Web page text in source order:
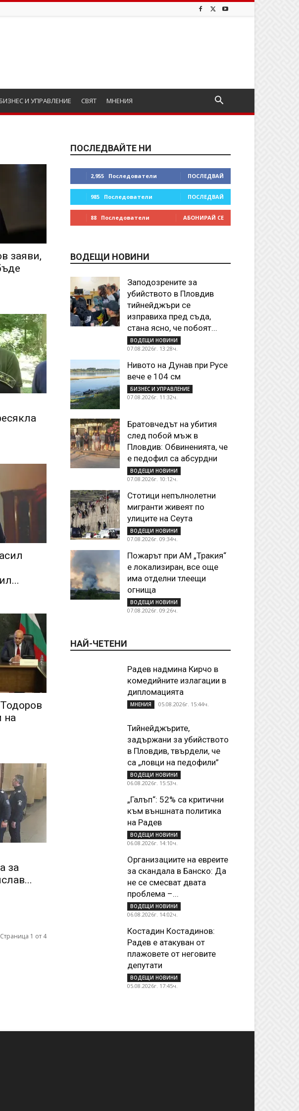
И УПРАВЛЕНИЕ СВЯТ МНЕНИЯ
заяви,
на
за
Страница 1 от 4
ПОСЛЕДВАЙТЕ НИ
2,955 Последователи ПОСЛЕДВАЙ
985 Последователи ПОСЛЕДВАЙ
88 Последователи АБОНИРАЙ СЕ
ВОДЕЩИ НОВИНИ
Заподозрените за
убийството в Пловдив
тийнейджъри се
изправиха пред съда,
стана ясно, че побоят...
ВОДЕЩИ НОВИНИ
07.08.2026г. 13:28ч.
Нивото на Дунав при Русе
вече е 104 см
БИЗНЕС И УПРАВЛЕНИЕ
07.08.2026г. 11:32ч.
Братовчедът на убития
след побой мъж в
Пловдив: Обвиненията, че
е педофил са абсурдни
ВОДЕЩИ НОВИНИ
07.08.2026г. 10:12ч.
Стотици непълнолетни
мигранти живеят по
улиците на Сеута
ВОДЕЩИ НОВИНИ
07.08.2026г. 09:34ч.
Пожарът при АМ „Тракия“
е локализиран, все още
има отделни тлеещи
огнища
ВОДЕЩИ НОВИНИ
07.08.2026г. 09:26ч.
НАЙ-ЧЕТЕНИ
Радев надмина Кирчо в
комедийните излагации в
дипломацията
МНЕНИЯ 05.08.2026г. 15:44ч.
Тийнейджърите,
задържани за убийството
в Пловдив, твърдели, че
са „ловци на педофили”
ВОДЕЩИ НОВИНИ
06.08.2026г. 15:53ч.
„Галъп“: 52% са критични
към външната политика
на Радев
ВОДЕЩИ НОВИНИ
06.08.2026г. 14:10ч.
Организациите на евреите
за скандала в Банско: Да
не се смесват двата
проблема –...
ВОДЕЩИ НОВИНИ
06.08.2026г. 14:02ч.
Костадин Костадинов:
Радев е атакуван от
плажoвете от неговите
депутати
ВОДЕЩИ НОВИНИ
05.08.2026г. 17:45ч.